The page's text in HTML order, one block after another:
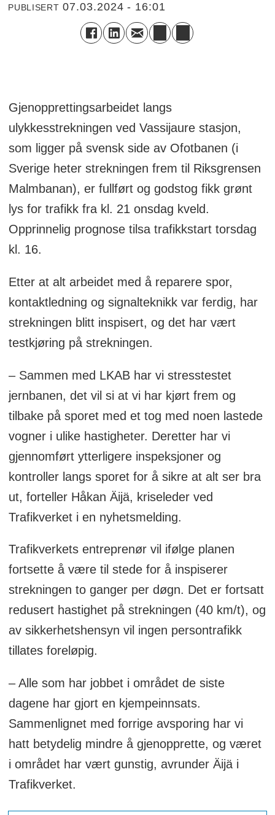
PUBLISERT 07.03.2024 - 16:01
Gjenopprettingsarbeidet langs
ulykkesstrekningen ved Vassijaure stasjon,
som ligger på svensk side av Ofotbanen (i
Sverige heter strekningen frem til Riksgrensen
Malmbanan), er fullført og godstog fikk grønt
lys for trafikk fra kl. 21 onsdag kveld.
Opprinnelig prognose tilsa trafikkstart torsdag
kl. 16.
Etter at alt arbeidet med å reparere spor,
kontaktledning og signalteknikk var ferdig, har
strekningen blitt inspisert, og det har vært
testkjøring på strekningen.
– Sammen med LKAB har vi stresstestet
jernbanen, det vil si at vi har kjørt frem og
tilbake på sporet med et tog med noen lastede
vogner i ulike hastigheter. Deretter har vi
gjennomført ytterligere inspeksjoner og
kontroller langs sporet for å sikre at alt ser bra
ut, forteller Håkan Äijä, kriseleder ved
Trafikverket i en nyhetsmelding.
Trafikverkets entreprenør vil ifølge planen
fortsette å være til stede for å inspiserer
strekningen to ganger per døgn. Det er fortsatt
redusert hastighet på strekningen (40 km/t), og
av sikkerhetshensyn vil ingen persontrafikk
tillates foreløpig.
– Alle som har jobbet i området de siste
dagene har gjort en kjempeinnsats.
Sammenlignet med forrige avsporing har vi
hatt betydelig mindre å gjenopprette, og været
i området har vært gunstig, avrunder Äijä i
Trafikverket.